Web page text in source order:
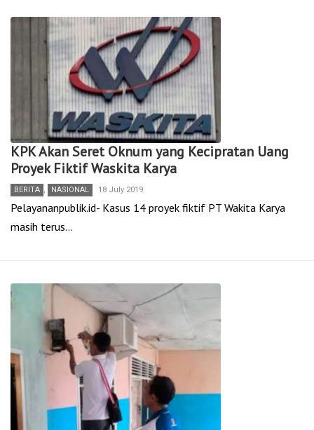
KPK Akan Seret Oknum yang Kecipratan Uang
Proyek Fiktif Waskita Karya
BERITA , NASIONAL 18 July 2019
Pelayananpublik.id- Kasus 14 proyek fiktif PT Wakita Karya
masih terus…